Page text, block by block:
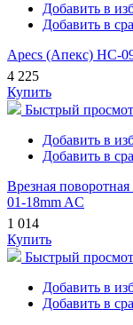
Добавить в
Добавить в
Apecs (Апекс) HC-
4 225
Купить
Быстрый
Добавить в
Добавить в
Врезная
01-18mm AC
1 014
Купить
Быстрый
Добавить в
Добавить в